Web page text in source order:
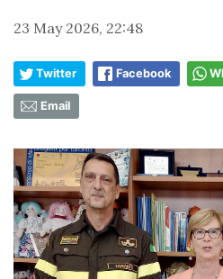
23 May 2026, 22:48
Twitter Facebook
Email